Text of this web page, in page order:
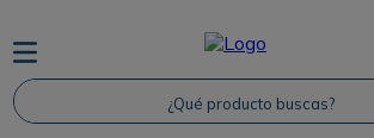
¿Qué producto buscas?
TÉRMINOS MÁS BUSCADOS